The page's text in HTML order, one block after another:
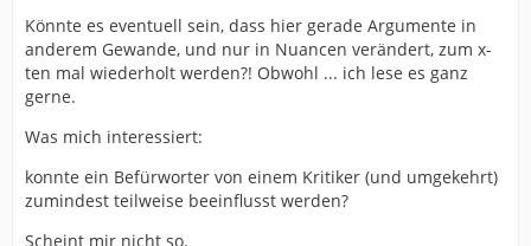
Könnte es eventuell sein, dass hier gerade Argumente in
anderem Gewande, und nur in Nuancen verändert, zum x-
ten mal wiederholt werden?! Obwohl ... ich lese es ganz
gerne.
Was mich interessiert:
konnte ein Befürworter von einem Kritiker (und umgekehrt)
zumindest teilweise beeinflusst werden?
Scheint mir nicht so.